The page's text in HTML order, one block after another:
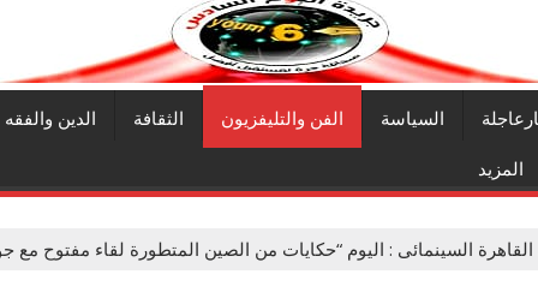
السياسة الفن والتليفزيون الثقافة الدين والفقه
المزيد
السينمائى : اليوم “حكايات من الصين المتطورة لقاء مفتوح مع